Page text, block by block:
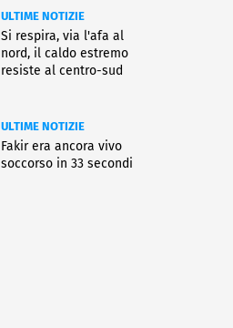
ULTIME NOTIZIE
Si respira, via l'afa al
nord, il caldo estremo
resiste al centro-sud
ULTIME NOTIZIE
Fakir era ancora vivo
soccorso in 33 secondi